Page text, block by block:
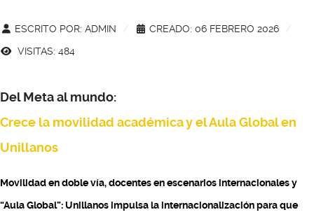
ESCRITO POR: ADMIN
CREADO: 06 FEBRERO 2026
VISITAS: 484
Del Meta al mundo:
Crece la movilidad académica y el Aula Global en
Unillanos
Movilidad en doble vía, docentes en escenarios internacionales y
“Aula Global”: Unillanos impulsa la internacionalización para que